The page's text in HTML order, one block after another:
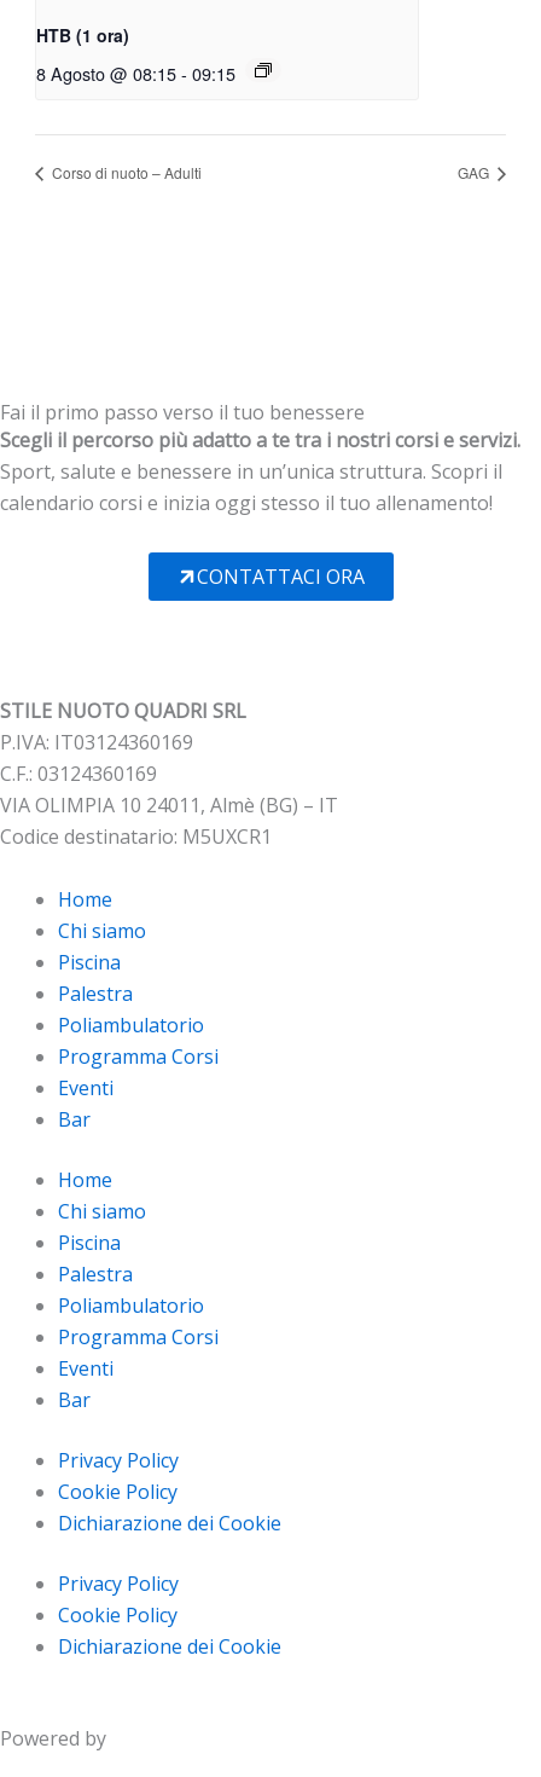
HTB (1 ora)
8 Agosto @ 08:15 - 09:15
Corso di nuoto – Adulti GAG
Fai il primo passo verso il tuo benessere
Scegli il percorso più adatto a te tra i nostri corsi e servizi.
Sport, salute e benessere in un’unica struttura. Scopri il
calendario corsi e inizia oggi stesso il tuo allenamento!
CONTATTACI ORA
STILE NUOTO QUADRI SRL
P.IVA: IT03124360169
C.F.: 03124360169
VIA OLIMPIA 10 24011, Almè (BG) – IT
Codice destinatario: M5UXCR1
Home
Chi siamo
Piscina
Palestra
Poliambulatorio
Programma Corsi
Eventi
Bar
Home
Chi siamo
Piscina
Palestra
Poliambulatorio
Programma Corsi
Eventi
Bar
Privacy Policy
Cookie Policy
Dichiarazione dei Cookie
Privacy Policy
Cookie Policy
Dichiarazione dei Cookie
Powered by